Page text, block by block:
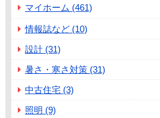
マイホーム (461)
情報誌など (10)
設計 (31)
暑さ・寒さ対策 (31)
中古住宅 (3)
照明 (9)